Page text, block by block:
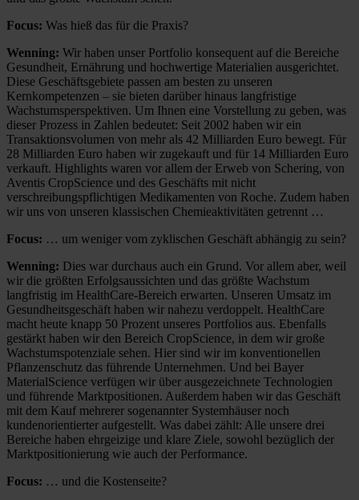
Focus: Was hieß das für die Praxis?
Wenning: Wir haben unser Portfolio konsequent auf die Bereiche
Gesundheit, Ernährung und hochwertige Materialien ausgerichtet.
Diese Geschäftsgebiete passen am besten zu unseren
Kernkompetenzen – sie bieten darüber hinaus langfristige
Wachstumsperspektiven. Um Ihnen eine Vorstellung zu geben, was
dieser Prozess in Zahlen bedeutet: Seit 2002 haben wir ein
Transaktionsvolumen von mehr als 42 Milliarden Euro bewegt. Für
28 Milliarden Euro haben wir zugekauft und für 14 Milliarden Euro
verkauft. Highlights waren vor allem der Erweb von Schering, von
Aventis CropScience und des Geschäfts mit nicht
verschreibungspflichtigen Medikamenten von Roche. Zudem haben
wir uns von unseren klassischen Chemieaktivitäten getrennt …
Focus: … um weniger vom zyklischen Geschäft abhängig zu sein?
Wenning: Dies war durchaus auch ein Grund. Vor allem aber, weil
wir die größten Erfolgsaussichten und das größte Wachstum
langfristig im HealthCare-Bereich erwarten. Unseren Umsatz im
Gesundheitsgeschäft haben wir nahezu verdoppelt. HealthCare
macht heute knapp 50 Prozent unseres Portfolios aus. Ebenfalls
gestärkt haben wir den Bereich CropScience, in dem wir große
Wachstumspotenziale sehen. Hier sind wir im konventionellen
Pflanzenschutz das führende Unternehmen. Und bei Bayer
MaterialScience verfügen wir über ausgezeichnete Technologien
und führende Marktpositionen. Außerdem haben wir das Geschäft
mit dem Kauf mehrerer sogenannter Systemhäuser noch
kundenorientierter aufgestellt. Was dabei zählt: Alle unsere drei
Bereiche haben ehrgeizige und klare Ziele, sowohl bezüglich der
Marktpositionierung wie auch der Performance.
Focus: … und die Kostenseite?